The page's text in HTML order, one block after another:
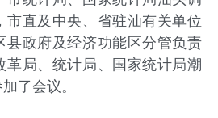
市直及中央、省驻汕有关单位
县政府及经济功能区分管负责
革局、统计局、国家统计局潮
了会议。